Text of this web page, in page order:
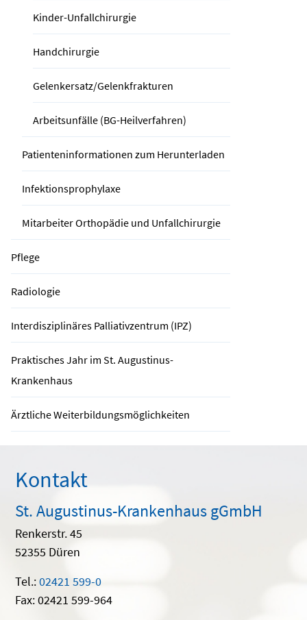
Kinder-Unfallchirurgie
Handchirurgie
Gelenkersatz/Gelenkfrakturen
Arbeitsunfälle (BG-Heilverfahren)
Patienteninformationen zum Herunterladen
Infektionsprophylaxe
Mitarbeiter Orthopädie und Unfallchirurgie
Pflege
Radiologie
Interdisziplinäres Palliativzentrum (IPZ)
Praktisches Jahr im St. Augustinus-
Krankenhaus
Ärztliche Weiterbildungsmöglichkeiten
Kontakt
St. Augustinus-Krankenhaus gGmbH
Renkerstr. 45
52355 Düren
Tel.:02421 599-0
Fax: 02421 599-964